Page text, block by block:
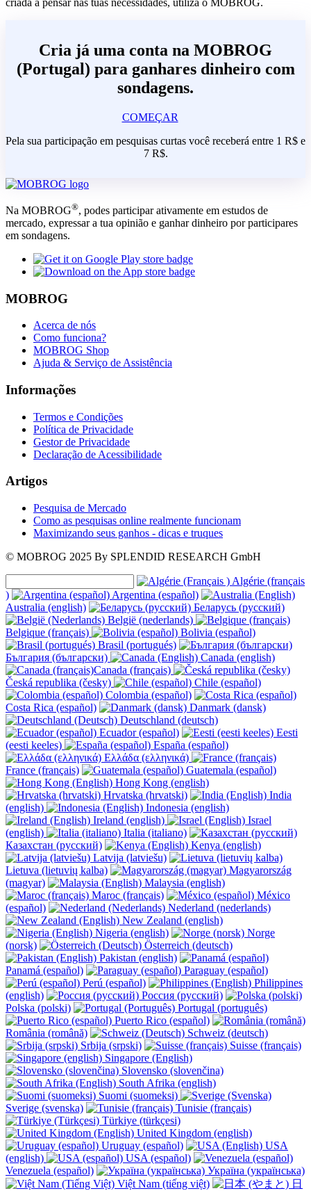
Cria já uma conta na MOBROG
(Portugal) para ganhares dinheiro com
sondagens.
COMEÇAR
Pela sua participação em pesquisas curtas você receberá entre 1 R$ e
7 R$.
Na MOBROG®, podes participar ativamente em estudos de
mercado, expressar a tua opinião e ganhar dinheiro por participares
em sondagens.
MOBROG
Acerca de nós
Como funciona?
MOBROG Shop
Ajuda & Serviço de Assistência
Informações
Termos e Condições
Política de Privacidade
Gestor de Privacidade
Declaração de Acessibilidade
Artigos
Pesquisa de Mercado
Como as pesquisas online realmente funcionam
Maximizando seus ganhos - dicas e truques
© MOBROG 2025 By SPLENDID RESEARCH GmbH
Algérie (français
)
Argentina (español)
Australia (english)
Беларусь (русский)
België (nederlands)
Belgique (français)
Bolivia (español)
Brasil (portugués)
България (български)
Canada (english)
Canada (français)
Česká republika (česky)
Chile (español)
Colombia (español)
Costa Rica (español)
Danmark (dansk)
Deutschland (deutsch)
Ecuador (español)
Eesti
(eesti keeles)
España (español)
Ελλάδα (ελληνικά)
France (français)
Guatemala (español)
Hong Kong (english)
Hrvatska (hrvatski)
India
(english)
Indonesia (english)
Ireland (english)
Israel
(english)
Italia (italiano)
Казахстан (русский)
Kenya (english)
Latvija (latviešu)
Lietuva (lietuvių kalba)
Magyarország
(magyar)
Malaysia (english)
Maroc (français)
México
(español)
Nederland (nederlands)
New Zealand (english)
Nigeria (english)
Norge
(norsk)
Österreich (deutsch)
Pakistan (english)
Panamá (español)
Paraguay (español)
Perú (español)
Philippines
(english)
Россия (русский)
Polska (polski)
Portugal (português)
Puerto Rico (español)
România (română)
Schweiz (deutsch)
Srbija (srpski)
Suisse (français)
Singapore (English)
Slovensko (slovenčina)
South Afrika (english)
Suomi (suomeksi)
Sverige (svenska)
Tunisie (français)
Türkiye (türkçesi)
United Kingdom (english)
Uruguay (español)
USA
(english)
USA (español)
Venezuela (español)
Україна (українська)
Việt Nam (tiếng việt)
日